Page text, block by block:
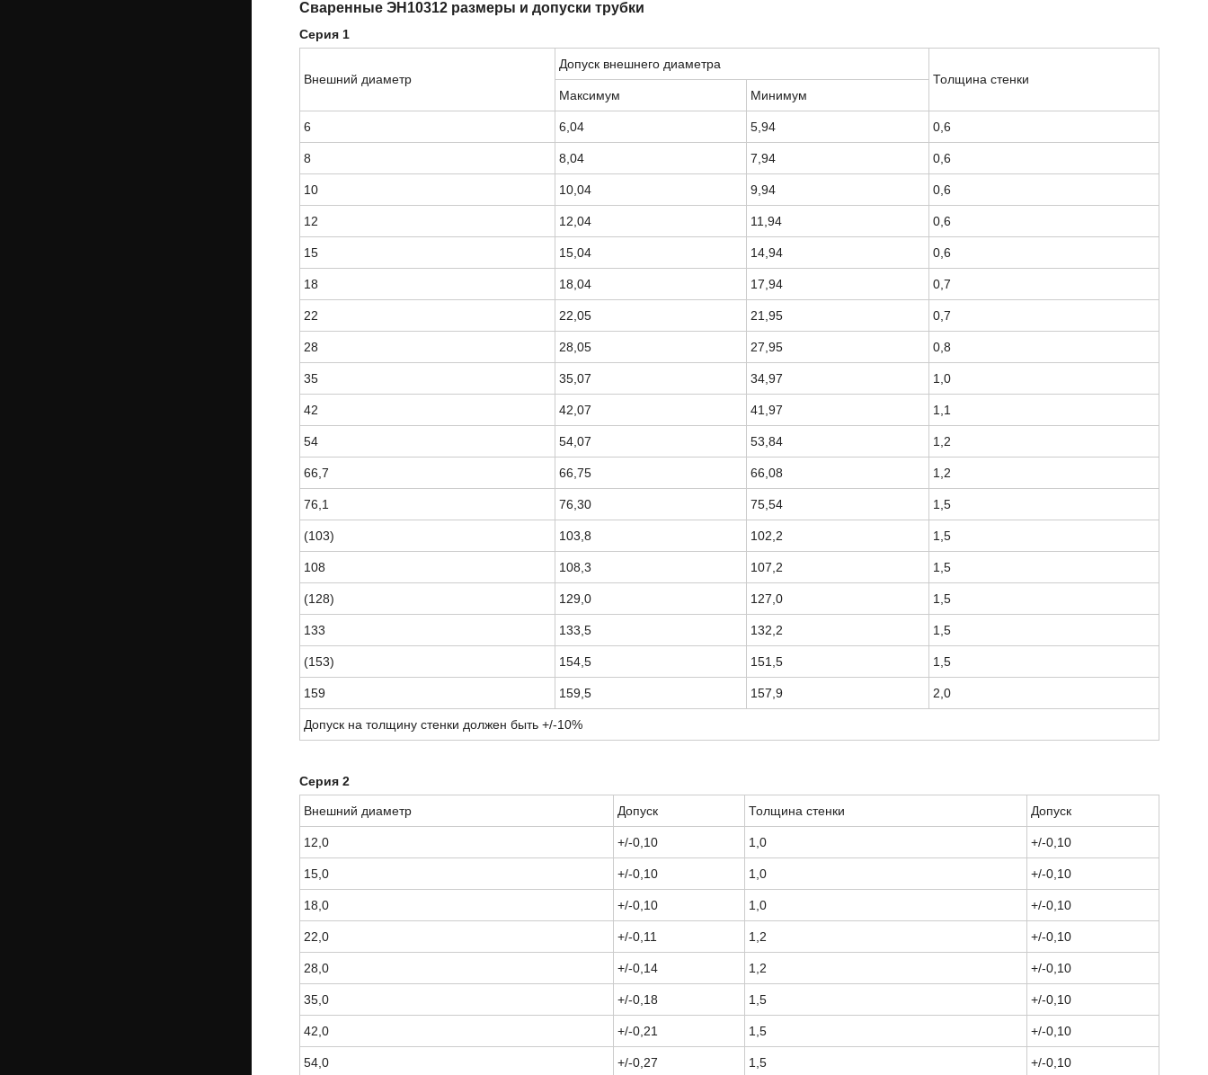
Сваренные ЭН10312 размеры и допуски трубки
Серия 1
Внешний диаметр
Допуск внешнего диаметра
Толщина стенки
Максимум
Минимум
6 6,04 5,94 0,6
8 8,04 7,94 0,6
10 10,04 9,94 0,6
12 12,04 11,94 0,6
15 15,04 14,94 0,6
18 18,04 17,94 0,7
22 22,05 21,95 0,7
28 28,05 27,95 0,8
35 35,07 34,97 1,0
42 42,07 41,97 1,1
54 54,07 53,84 1,2
66,7 66,75 66,08 1,2
76,1 76,30 75,54 1,5
(103) 103,8 102,2 1,5
108 108,3 107,2 1,5
(128) 129,0 127,0 1,5
133 133,5 132,2 1,5
(153) 154,5 151,5 1,5
159 159,5 157,9 2,0
Допуск на толщину стенки должен быть +/-10%
Серия 2
Внешний диаметр Допуск Толщина стенки Допуск
12,0 +/-0,10 1,0 +/-0,10
15,0 +/-0,10 1,0 +/-0,10
18,0 +/-0,10 1,0 +/-0,10
22,0 +/-0,11 1,2 +/-0,10
28,0 +/-0,14 1,2 +/-0,10
35,0 +/-0,18 1,5 +/-0,10
42,0 +/-0,21 1,5 +/-0,10
54,0 +/-0,27 1,5 +/-0,10